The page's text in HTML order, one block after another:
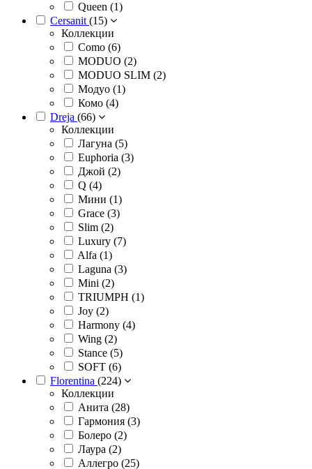
Queen (1)
Cersanit (15)
Коллекции
Como (6)
MODUO (2)
MODUO SLIM (2)
Модуо (1)
Комо (4)
Dreja (66)
Коллекции
Лагуна (5)
Euphoria (3)
Джой (2)
Q (4)
Мини (1)
Grace (3)
Slim (2)
Luxury (7)
Alfa (1)
Laguna (3)
Mini (2)
TRIUMPH (1)
Joy (2)
Harmony (4)
Wing (2)
Stance (5)
SOFT (6)
Florentina (224)
Коллекции
Анита (28)
Гармония (3)
Болеро (2)
Лаура (2)
Аллегро (25)